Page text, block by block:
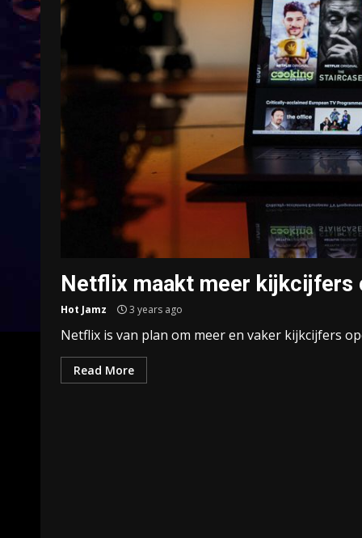
Netflix maakt meer kijkcijfers
Hot Jamz 3 years ago
Netflix is van plan om meer en vaker kijkcijfers
Read More